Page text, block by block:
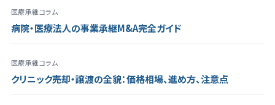
医療承継コラム
病院・医療法人の事業承継M&A完全ガイド
医療承継コラム
クリニック売却・譲渡の全貌：価格相場、進め方、注意点